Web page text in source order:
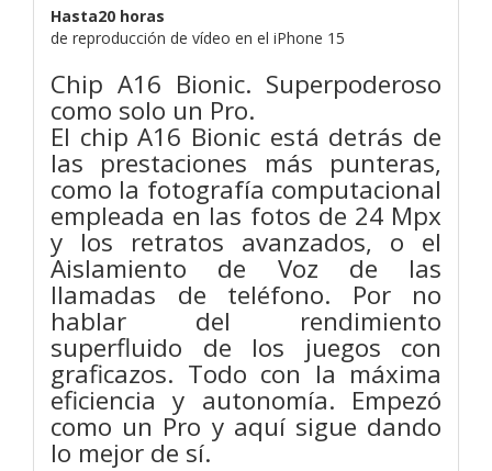
Hasta20 horas
de reproducción de vídeo en el iPhone 15
Chip A16 Bionic. Superpoderoso
como solo un Pro.
El chip A16 Bionic está detrás de
las prestaciones más punteras,
como la fotografía computacional
empleada en las fotos de 24 Mpx
y los retratos avanzados, o el
Aislamiento de Voz de las
llamadas de teléfono. Por no
hablar del rendimiento
superfluido de los juegos con
graficazos. Todo con la máxima
eficiencia y autonomía. Empezó
como un Pro y aquí sigue dando
lo mejor de sí.